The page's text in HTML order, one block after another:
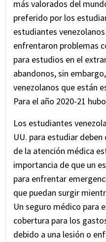
línea.
Revise
seguro de viaje
para obtener
números de
más valorados del
preferido por los
estudiantes
enfrentaron problemas
para estudios en el
abandonos, sin
venezolanos que están
Para el año 2020-21
Los estudiantes
UU. para estudiar
de la atención médica
importancia de que un
para enfrentar
que puedan surgir
Un seguro médico para
cobertura para los
debido a una lesión o